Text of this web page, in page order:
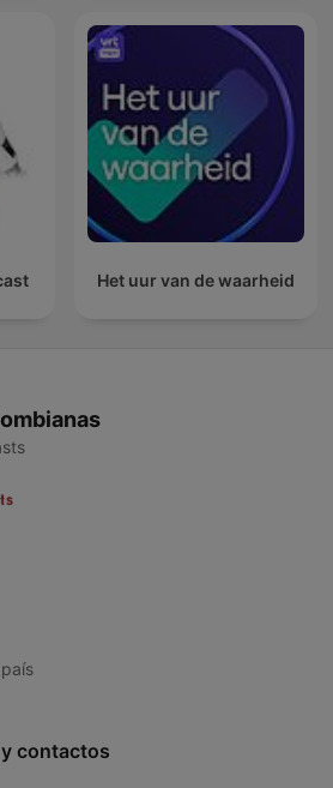
Het uur van de waarheid
contactos